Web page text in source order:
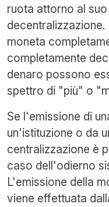
ruota attorno al
decentralizzazione.
moneta
completamente
denaro possono
spettro di "più" o
Se l'emissione di
un'istituzione o da
centralizzazione è
caso dell'odierno
L'emissione della
viene effettuata